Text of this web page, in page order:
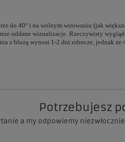
do 40° i na wolnym wirowaniu (jak
oddane wizualizacje. Rzeczywisty
z bluzą wynosi 1-2 dni robocze, jednak
Potrzebujesz
a my odpowiemy